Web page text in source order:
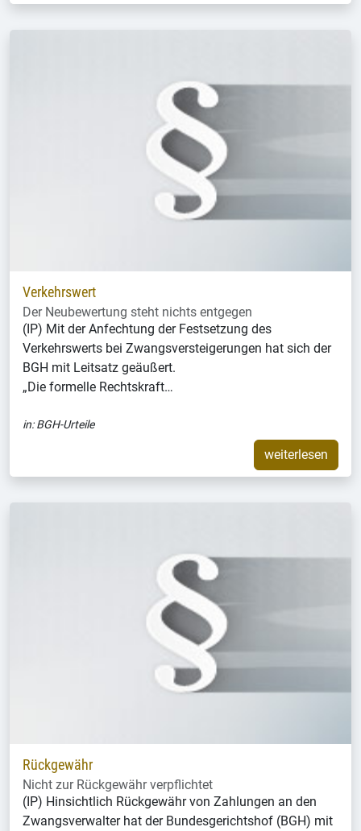
Verkehrswert
Der Neubewertung steht nichts entgegen
(IP) Mit der Anfechtung der Festsetzung des
Verkehrswerts bei Zwangsversteigerungen hat sich der
BGH mit Leitsatz geäußert.
„Die formelle Rechtskraft…
in:BGH-Urteile
weiterlesen
Rückgewähr
Nicht zur Rückgewähr verpflichtet
(IP) Hinsichtlich Rückgewähr von Zahlungen an den
Zwangsverwalter hat der Bundesgerichtshof (BGH) mit